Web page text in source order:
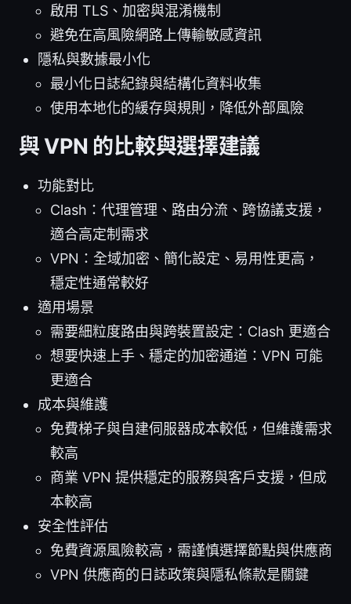
啟用 TLS、加密與混淆機制
避免在高風險網路上傳輸敏感資訊
隱私與數據最小化
最小化日誌紀錄與結構化資料收集
使用本地化的緩存與規則，降低外部風險
與 VPN 的比較與選擇建議
功能對比
Clash：代理管理、路由分流、跨協議支援，
適合高定制需求
VPN：全域加密、簡化設定、易用性更高，
穩定性通常較好
適用場景
需要細粒度路由與跨裝置設定：Clash 更適合
想要快速上手、穩定的加密通道：VPN 可能
更適合
成本與維護
免費梯子與自建伺服器成本較低，但維護需求
較高
商業 VPN 提供穩定的服務與客戶支援，但成
本較高
安全性評估
免費資源風險較高，需謹慎選擇節點與供應商
VPN 供應商的日誌政策與隱私條款是關鍵